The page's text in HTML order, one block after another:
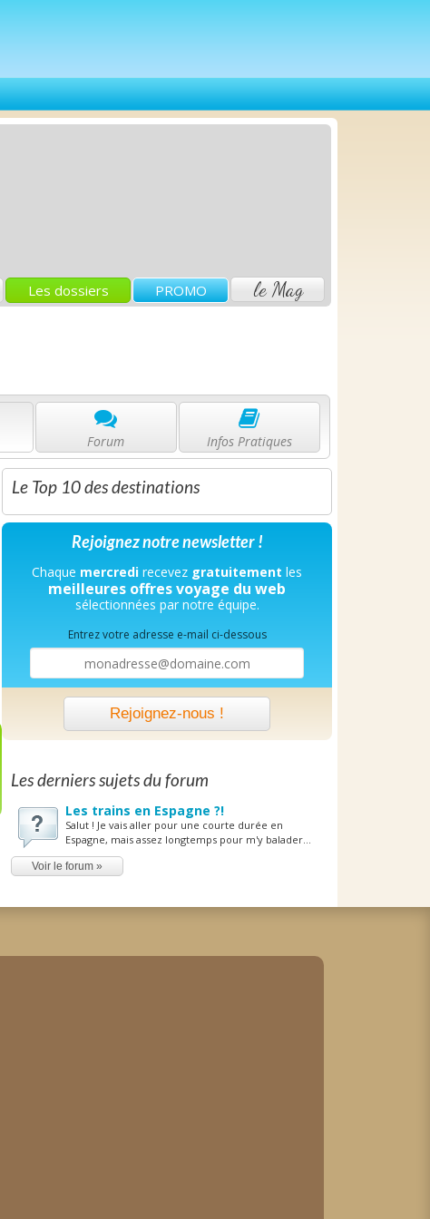
Les dossiers PROMO le Mag
Forum Infos Pratiques
Le Top 10 des destinations
Rejoignez notre newsletter !
Chaque mercredi recevez gratuitement les
meilleures offres voyage du web
sélectionnées par notre équipe.
Entrez votre adresse e-mail ci-dessous
Rejoignez-nous !
Les derniers sujets du forum
Les trains en Espagne ?!
Salut ! Je vais aller pour une courte durée en
Espagne, mais assez longtemps pour m'y balader...
Voir le forum »